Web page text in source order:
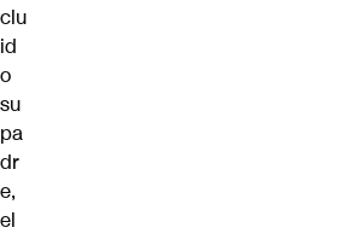
clu
id
o
su
pa
dr
e,
el